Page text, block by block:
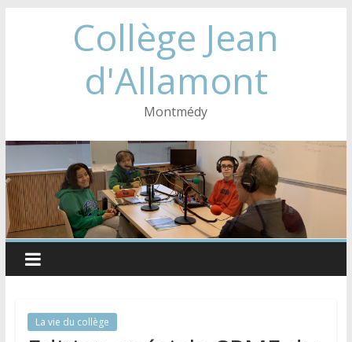
Collège Jean
d'Allamont
Montmédy
La vie du collège